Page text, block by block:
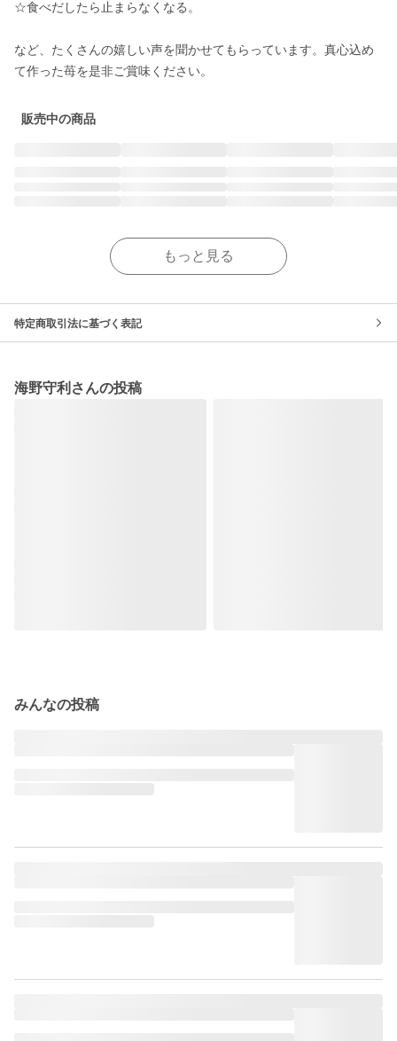
☆食べだしたら止まらなくなる。
など、たくさんの嬉しい声を聞かせてもらっています。真心込め
販売中の商品
もっと見る
特定商取引法に基づく表記
海野守利さんの投稿
みんなの投稿